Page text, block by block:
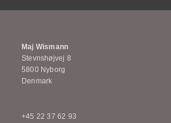
Maj Wismann
Stevnshøjvej 8
5800 Nyborg
Denmark
+45 22 37 62 93